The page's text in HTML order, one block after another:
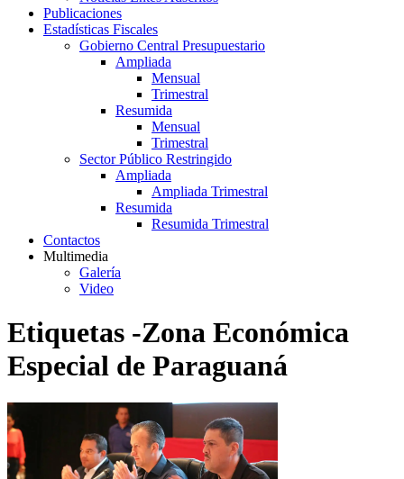
Publicaciones
Estadísticas Fiscales
Gobierno Central Presupuestario
Ampliada
Mensual
Trimestral
Resumida
Mensual
Trimestral
Sector Público Restringido
Ampliada
Ampliada Trimestral
Resumida
Resumida Trimestral
Contactos
Multimedia
Galería
Video
Etiquetas -Zona Económica
Especial de Paraguaná